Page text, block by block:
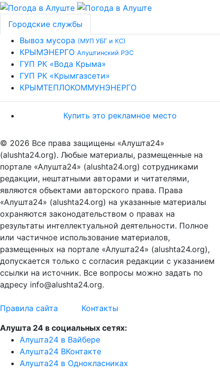
Городские службы
Вывоз мусора (МУП УБГ и КС)
КРЫМЭНЕРГО Алуштинский РЭС
ГУП РК «Вода Крыма»
ГУП РК «Крымгазсети»
КРЫМТЕПЛОКОММУНЭНЕРГО
Купить это рекламное место
© 2026 Все права защищены «Алушта24»
(alushta24.org). Любые материалы, размещенные на
портале «Алушта24» (alushta24.org) сотрудниками
редакции, нештатными авторами и читателями,
являются объектами авторского права. Права
«Алушта24» (alushta24.org) на указанные материалы
охраняются законодательством о правах на
результаты интеллектуальной деятельности. Полное
или частичное использование материалов,
размещенных на портале «Алушта24» (alushta24.org),
допускается только с согласия редакции с указанием
ссылки на источник. Все вопросы можно задать по
адресу info@alushta24.org.
Правила сайта
Контакты
Алушта 24 в социальных сетях:
Алушта24 в Вайбере
Алушта24 ВКонтакте
Алушта24 в Однокласниках